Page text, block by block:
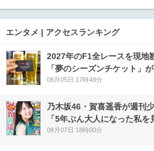
エンタメ | アクセスランキング
2027年のF1全レースを現地
「夢のシーズンチケット」
08月05日 17時48分
乃木坂46・賀喜遥香が週刊
「5年ぶん大人になった私を
08月07日 18時00分